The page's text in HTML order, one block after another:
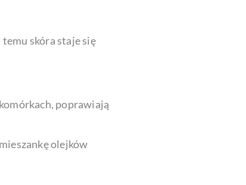
skóra staje się
poprawiają
olejków